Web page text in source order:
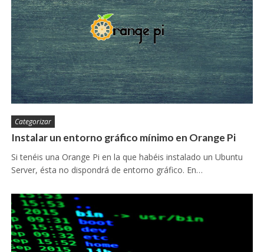
Categorizar
Instalar un entorno gráfico mínimo en Orange Pi
Si tenéis una Orange Pi en la que habéis instalado un Ubuntu
Server, ésta no dispondrá de entorno gráfico. En…